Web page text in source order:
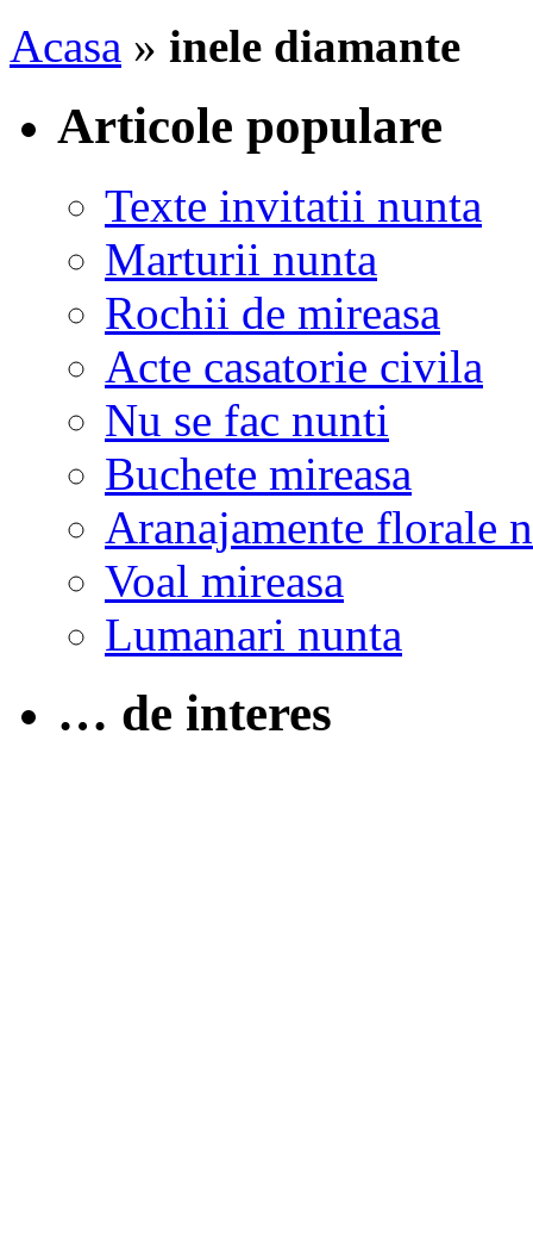
Acasa » inele diamante
Articole populare
Texte invitatii nunta
Marturii nunta
Rochii de mireasa
Acte casatorie civila
Nu se fac nunti
Buchete mireasa
Aranajamente florale
Voal mireasa
Lumanari nunta
… de interes